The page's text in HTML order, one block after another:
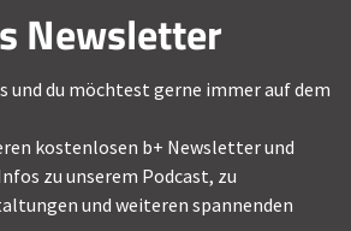
Newsletter
du möchtest gerne immer auf dem
kostenlosen b+ Newsletter und
zu unserem Podcast, zu
und weiteren spannenden